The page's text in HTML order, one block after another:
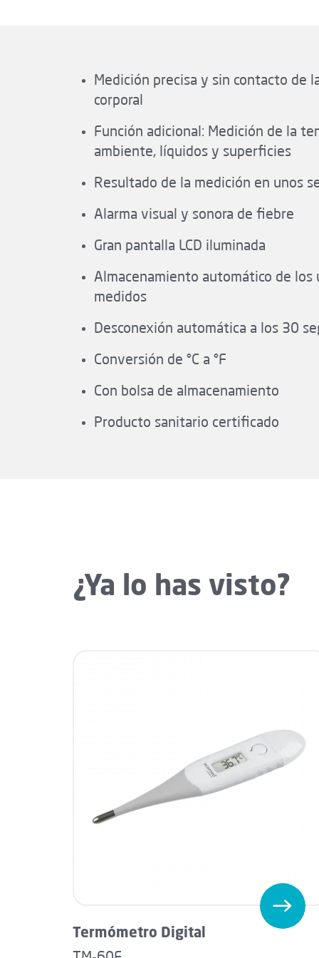
Medición precisa y sin contacto de
corporal
Función adicional: Medición de la
ambiente, líquidos y superficies
Resultado de la medición en unos
Alarma visual y sonora de fiebre
Gran pantalla LCD iluminada
Almacenamiento automático de
medidos
Desconexión automática a los 30
Conversión de °C a °F
Con bolsa de almacenamiento
Producto sanitario certificado
¿Ya lo has visto?
Termómetro Digital